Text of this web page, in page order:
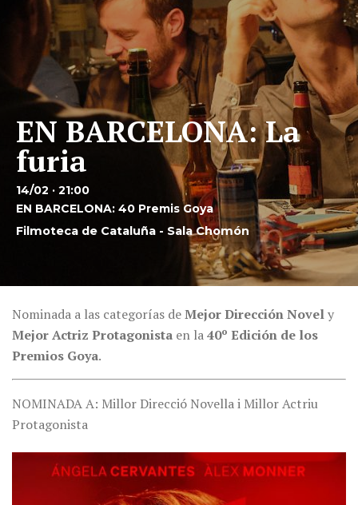
EN BARCELONA: La
furia
14/02 · 21:00
EN BARCELONA: 40 Premis Goya
Filmoteca de Cataluña - Sala Chomón
Nominada a las categorías deMejor Dirección Novely
Mejor Actriz Protagonista en la40º Edición de los
Premios Goya.
NOMINADA A: Millor Direcció Novella i Millor Actriu
Protagonista